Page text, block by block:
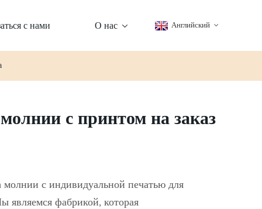
с нами О нас Английский
с принтом на заказ
молнии с индивидуальной печатью для
являемся фабрикой, которая